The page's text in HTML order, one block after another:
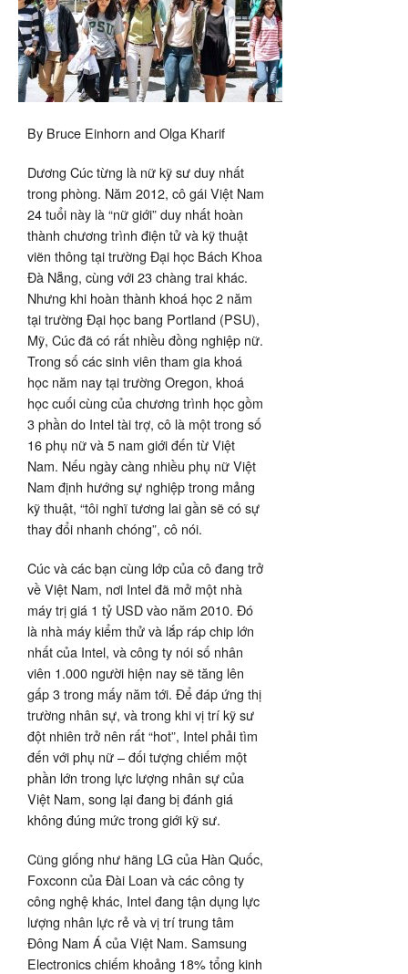
By Bruce Einhorn and Olga Kharif
Dương Cúc từng là nữ kỹ sư duy nhất
trong phòng. Năm 2012, cô gái Việt Nam
24 tuổi này là “nữ giới” duy nhất hoàn
thành chương trình điện tử và kỹ thuật
viẽn thông tại trường Đại học Bách Khoa
Đà Nẵng, cùng với 23 chàng trai khác.
Nhưng khi hoàn thành khoá học 2 năm
tại trường Đại học bang Portland (PSU),
Mỹ, Cúc đã có rất nhiều đồng nghiệp nữ.
Trong số các sinh viên tham gia khoá
học năm nay tại trường Oregon, khoá
học cuối cùng của chương trình học gồm
3 phần do Intel tài trợ, cô là một trong số
16 phụ nữ và 5 nam giới đến từ Việt
Nam. Nếu ngày càng nhiều phụ nữ Việt
Nam định hướng sự nghiệp trong mảng
kỹ thuật, “tôi nghĩ tương lai gần sẽ có sự
thay đổi nhanh chóng”, cô nói.
Cúc và các bạn cùng lớp của cô đang trở
về Việt Nam, nơi Intel đã mở một nhà
máy trị giá 1 tỷ USD vào năm 2010. Đó
là nhà máy kiểm thử và lắp ráp chip lớn
nhất của Intel, và công ty nói số nhân
viên 1.000 người hiện nay sẽ tăng lên
gấp 3 trong mấy năm tới. Để đáp ứng thị
trường nhân sự, và trong khi vị trí kỹ sư
đột nhiên trở nên rất “hot”, Intel phải tìm
đến với phụ nữ – đối tượng chiếm một
phần lớn trong lực lượng nhân sự của
Việt Nam, song lại đang bị đánh giá
không đúng mức trong giới kỹ sư.
Cũng giống như hãng LG của Hàn Quốc,
Foxconn của Đài Loan và các công ty
công nghệ khác, Intel đang tận dụng lực
lượng nhân lực rẻ và vị trí trung tâm
Đông Nam Á của Việt Nam. Samsung
Electronics chiếm khoảng 18% tổng kinh